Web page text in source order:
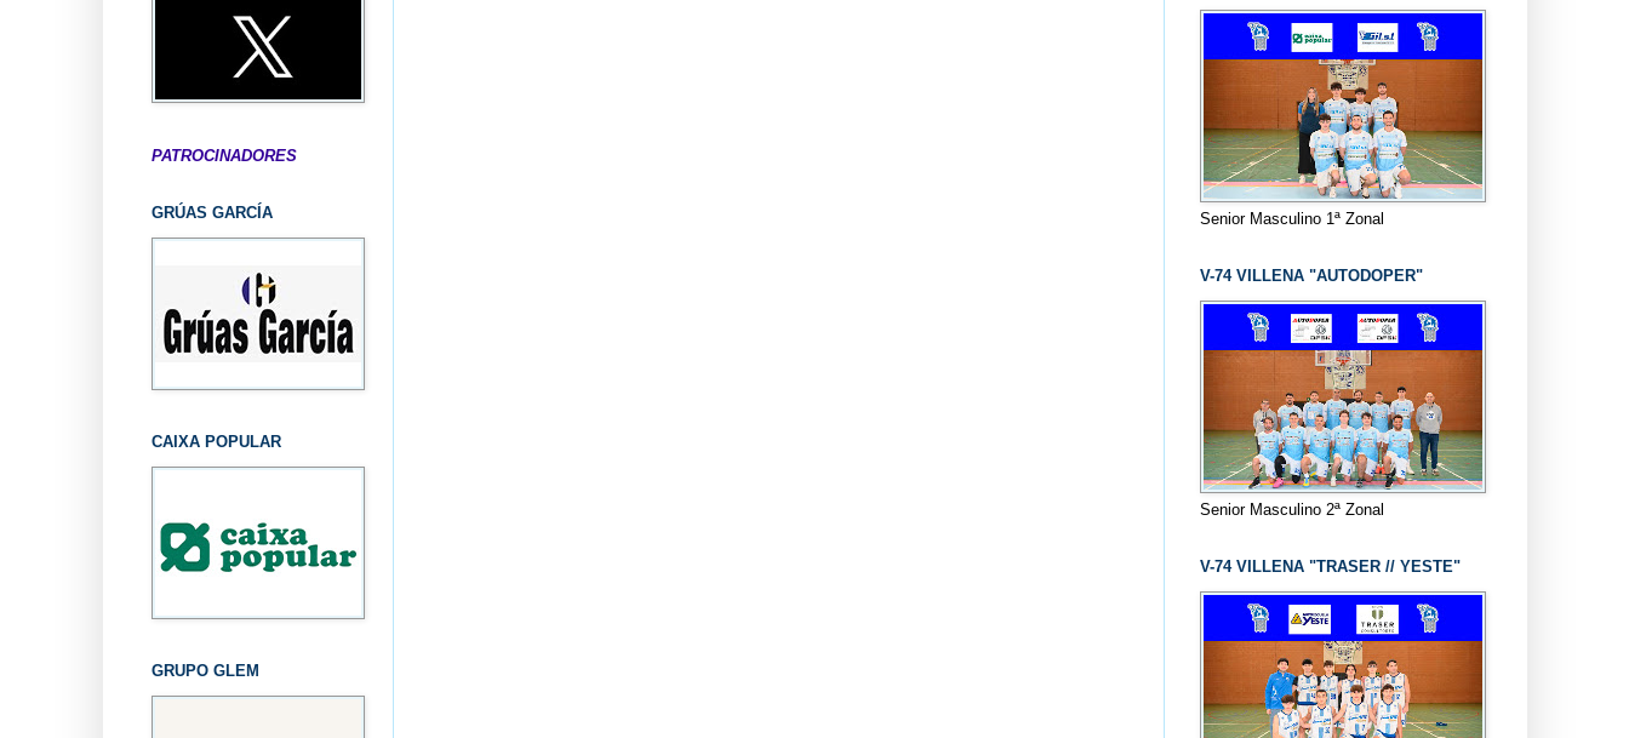
PATROCINADORES
GRÚAS GARCÍA
CAIXA POPULAR
GRUPO GLEM
Senior Masculino 1ª Zonal
V-74 VILLENA "AUTODOPER"
Senior Masculino 2ª Zonal
V-74 VILLENA "TRASER // YESTE"